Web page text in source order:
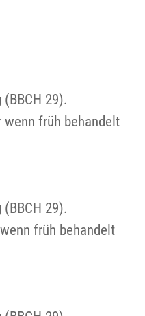
29).
wenn früh behandelt
29).
früh behandelt